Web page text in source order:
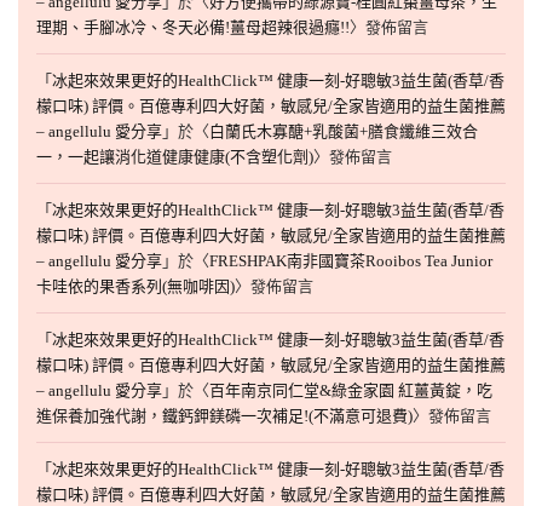
理期、手腳冰冷、冬天必備!薑母超辣很過癮!!〉發佈留言
「 冰起來效果更好的HealthClick™ 健康一刻-好聰敏3益生菌(香草/香
檬口味) 評價。百億專利四大好菌，敏感兒/全家皆適用的益生菌推薦
– angellulu 愛分享 」於〈白蘭氏木寡醣+乳酸菌+膳食纖維三效合
一，一起讓消化道健康健康(不含塑化劑)〉發佈留言
「 冰起來效果更好的HealthClick™ 健康一刻-好聰敏3益生菌(香草/香
檬口味) 評價。百億專利四大好菌，敏感兒/全家皆適用的益生菌推薦
– angellulu 愛分享 」於〈FRESHPAK南非國寶茶Rooibos Tea Junior
卡哇依的果香系列(無咖啡因)〉發佈留言
「 冰起來效果更好的HealthClick™ 健康一刻-好聰敏3益生菌(香草/香
檬口味) 評價。百億專利四大好菌，敏感兒/全家皆適用的益生菌推薦
– angellulu 愛分享 」於〈百年南京同仁堂&綠金家園 紅薑黃錠，吃
進保養加強代謝，鐵鈣鉀鎂磷一次補足!(不滿意可退費)〉發佈留言
「 冰起來效果更好的HealthClick™ 健康一刻-好聰敏3益生菌(香草/香
檬口味) 評價。百億專利四大好菌，敏感兒/全家皆適用的益生菌推薦